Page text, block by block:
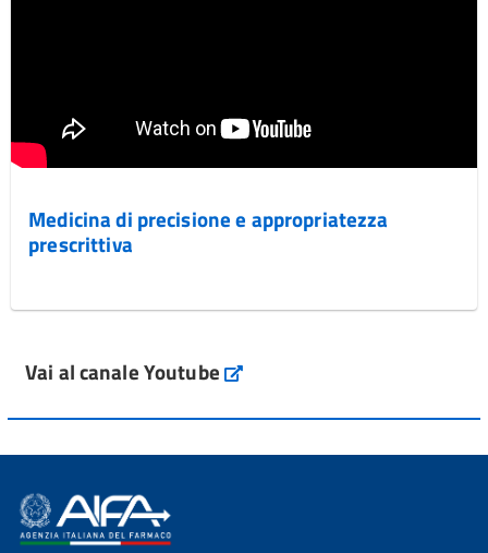
Medicina di precisione e appropriatezza
prescrittiva
Vai al canale Youtube